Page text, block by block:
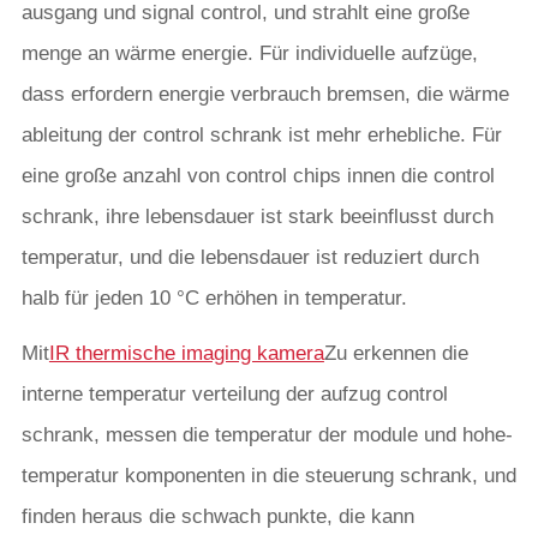
ausgang und signal control, und strahlt eine große
menge an wärme energie. Für individuelle aufzüge,
dass erfordern energie verbrauch bremsen, die wärme
ableitung der control schrank ist mehr erhebliche. Für
eine große anzahl von control chips innen die control
schrank, ihre lebensdauer ist stark beeinflusst durch
temperatur, und die lebensdauer ist reduziert durch
halb für jeden 10 °C erhöhen in temperatur.
MitIR thermische imaging kameraZu erkennen die
interne temperatur verteilung der aufzug control
schrank, messen die temperatur der module und hohe-
temperatur komponenten in die steuerung schrank, und
finden heraus die schwach punkte, die kann